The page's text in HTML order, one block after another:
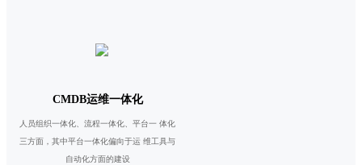
CMDB运维一体化
人员组织一体化、流程一体化、平台一 体化
三方面，其中平台一体化偏向于运 维工具与
自动化方面的建设